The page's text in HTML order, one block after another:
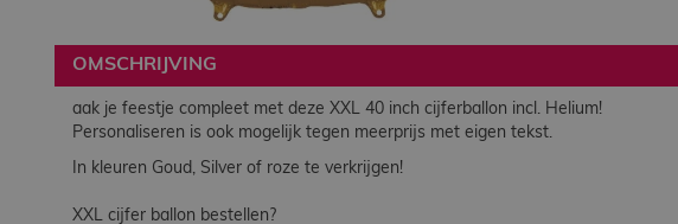
OMSCHRIJVING
aak je feestje compleet met deze XXL 40 inch cijferballon incl. Helium!
Personaliseren is ook mogelijk tegen meerprijs met eigen tekst.
In kleuren Goud, Silver of roze te verkrijgen!
XXL cijfer ballon bestellen?